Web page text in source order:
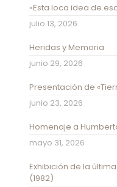
«Esta loca idea de
julio 13, 2026
Heridas y Memoria
junio 29, 2026
Presentación de
junio 23, 2026
Homenaje a
mayo 31, 2026
Exhibición de la
(1982)